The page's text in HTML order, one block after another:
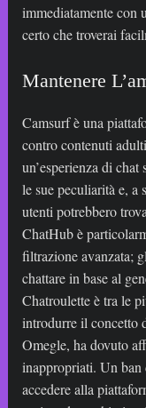
immediatamente con
certo che troverai
Mantenere
Camsurf è una
contro contenuti
un’esperienza di
le sue peculiarità e, a
utenti potrebbero
ChatHub è
filtrazione avanzata;
chattare in base al
Chatroulette è tra le
introdurre il concetto
Omegle, ha dovuto
inappropriati. Un ban
accedere alla